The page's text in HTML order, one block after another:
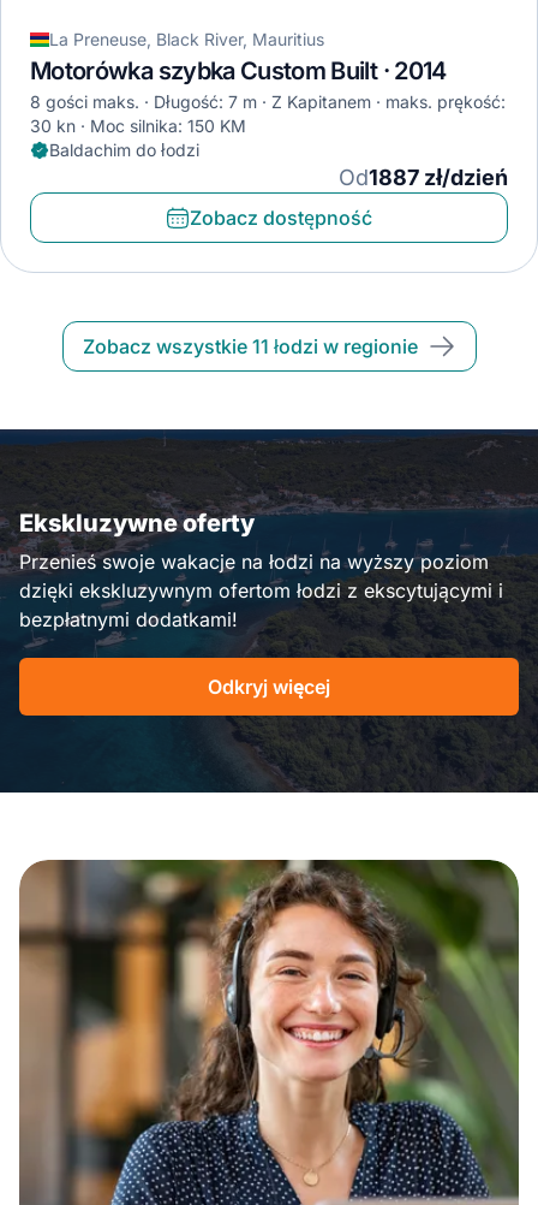
La Preneuse, Black River, Mauritius
Motorówka szybka Custom Built · 2014
8 gości maks. Długość: 7 m Z Kapitanem
maks. prękość:
30 kn
Moc silnika: 150 KM
Baldachim do łodzi
Od1887 zł/dzień
Zobacz dostępność
Zobacz wszystkie 11 łodzi w regionie
Ekskluzywne oferty
Przenieś swoje wakacje na łodzi na wyższy poziom
dzięki ekskluzywnym ofertom łodzi z ekscytującymi i
bezpłatnymi dodatkami!
Odkryj więcej